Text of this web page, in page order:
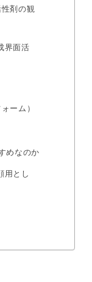
剤の観
界面活
ーム）
めなのか
用とし